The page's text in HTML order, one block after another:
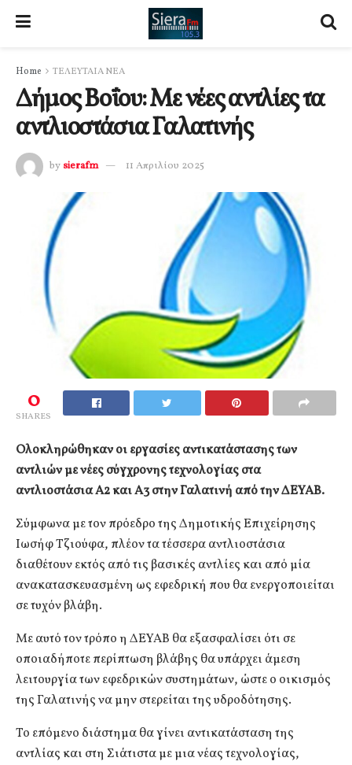
Home ΤΕΛΕΥΤΑΙΑ ΝΕΑ
Δήμος Βοΐου: Με νέες αντλίες τα
αντλιοστάσια Γαλατινής
by sierafm 11 Απριλίου 2025
0
SHARES
Ολοκληρώθηκαν οι εργασίες αντικατάστασης των
αντλιών με νέες σύγχρονης τεχνολογίας στα
αντλιοστάσια Α2 και Α3 στην Γαλατινή από την ΔΕΥΑΒ.
Σύμφωνα με τον πρόεδρο της Δημοτικής Επιχείρησης
Ιωσήφ Τζιούφα, πλέον τα τέσσερα αντλιοστάσια
διαθέτουν εκτός από τις βασικές αντλίες και από μία
ανακατασκευασμένη ως εφεδρική που θα ενεργοποιείται
σε τυχόν βλάβη.
Με αυτό τον τρόπο η ΔΕΥΑΒ θα εξασφαλίσει ότι σε
οποιαδήποτε περίπτωση βλάβης θα υπάρχει άμεση
λειτουργία των εφεδρικών συστημάτων, ώστε ο οικισμός
της Γαλατινής να μην στερείται της υδροδότησης.
Το επόμενο διάστημα θα γίνει αντικατάσταση της
αντλίας και στη Σιάτιστα με μια νέας τεχνολογίας,